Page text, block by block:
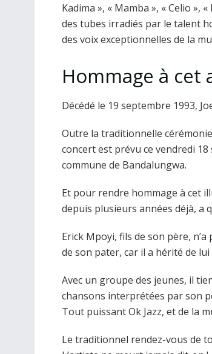
Kadima », « Mamba », « Celio »,
des tubes irradiés par le talent
des voix exceptionnelles de la
Hommage à
Décédé le 19 septembre 1993,
Outre la traditionnelle
concert est prévu ce vendredi 18
commune de Bandalungwa.
Et pour rendre hommage à cet
depuis plusieurs années déjà, a
Erick Mpoyi, fils de son père,
de son pater, car il a hérité de
Avec un groupe des jeunes, il
chansons interprétées par son
Tout puissant Ok Jazz, et de la
Le traditionnel rendez-vous de